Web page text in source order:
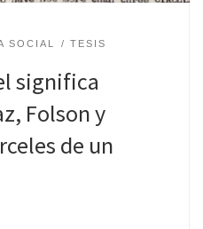
SOCIAL TESIS
significa
Folson y
de un